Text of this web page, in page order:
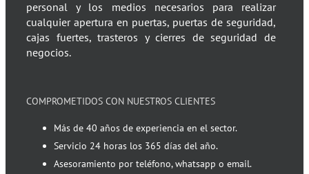
personal y los medios necesarios para realizar
cualquier apertura en puertas, puertas de seguridad,
cajas fuertes, trasteros y cierres de seguridad de
negocios.
COMPROMETIDOS CON NUESTROS CLIENTES
Más de 40 años de experiencia en el sector.
Servicio 24 horas los 365 días del año.
Asesoramiento por teléfono, whatsapp o email.